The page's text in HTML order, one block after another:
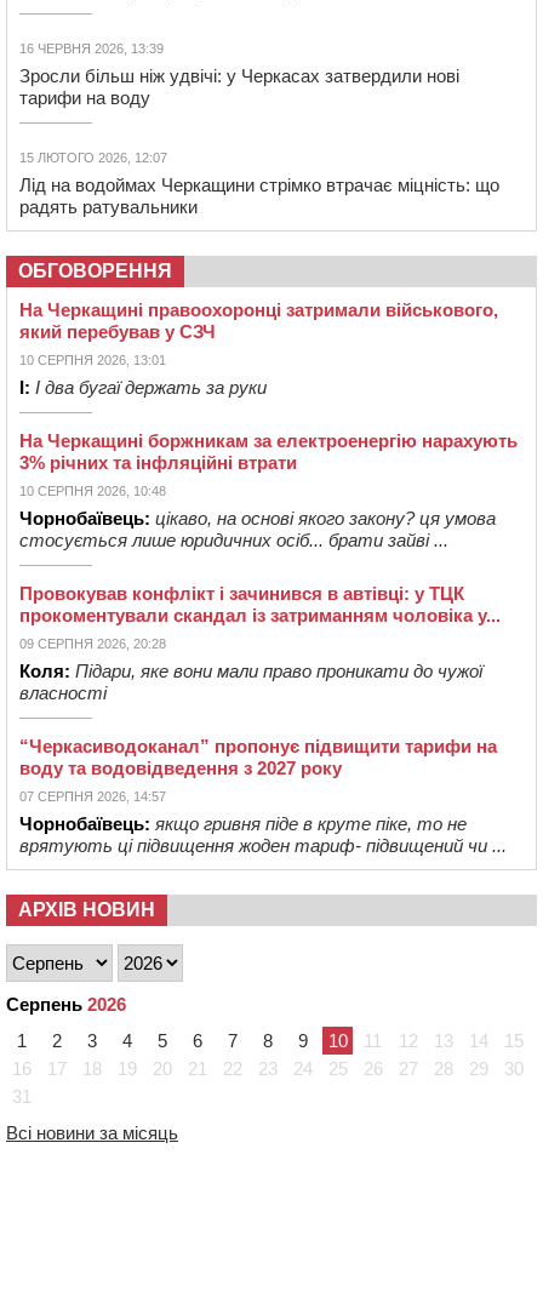
16 ЧЕРВНЯ 2026, 13:39
Зросли більш ніж удвічі: у Черкасах затвердили нові
тарифи на воду
15 ЛЮТОГО 2026, 12:07
Лід на водоймах Черкащини стрімко втрачає міцність: що
радять ратувальники
ОБГОВОРЕННЯ
На Черкащині правоохоронці затримали військового,
який перебував у СЗЧ
10 СЕРПНЯ 2026, 13:01
І: І два бугаї держать за руки
На Черкащині боржникам за електроенергію нарахують
3% річних та інфляційні втрати
10 СЕРПНЯ 2026, 10:48
Чорнобаївець: цікаво, на основі якого закону? ця умова
стосується лише юридичних осіб... брати зайві ...
Провокував конфлікт і зачинився в автівці: у ТЦК
прокоментували скандал із затриманням чоловіка у...
09 СЕРПНЯ 2026, 20:28
Коля: Підари, яке вони мали право проникати до чужої
власності
“Черкасиводоканал” пропонує підвищити тарифи на
воду та водовідведення з 2027 року
07 СЕРПНЯ 2026, 14:57
Чорнобаївець: якщо гривня піде в круте піке, то не
врятують ці підвищення жоден тариф- підвищений чи ...
АРХІВ НОВИН
Серпень 2026
1
2 3 4 5 6 7 8 9 10 11 12 13 14
15
16
17 18 19 20 21 22 23 24 25 26 27 28 29
30
31
Всі новини за місяць